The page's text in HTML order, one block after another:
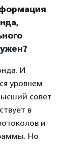
И
уровнем
совет
в
и
Но